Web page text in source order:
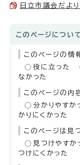
日立市議会だよ
このページについ
このページの情
役に立った
なかった
このページの内
分かりやすか
かりにくかった
このページは見
見つけやすか
つけにくかった